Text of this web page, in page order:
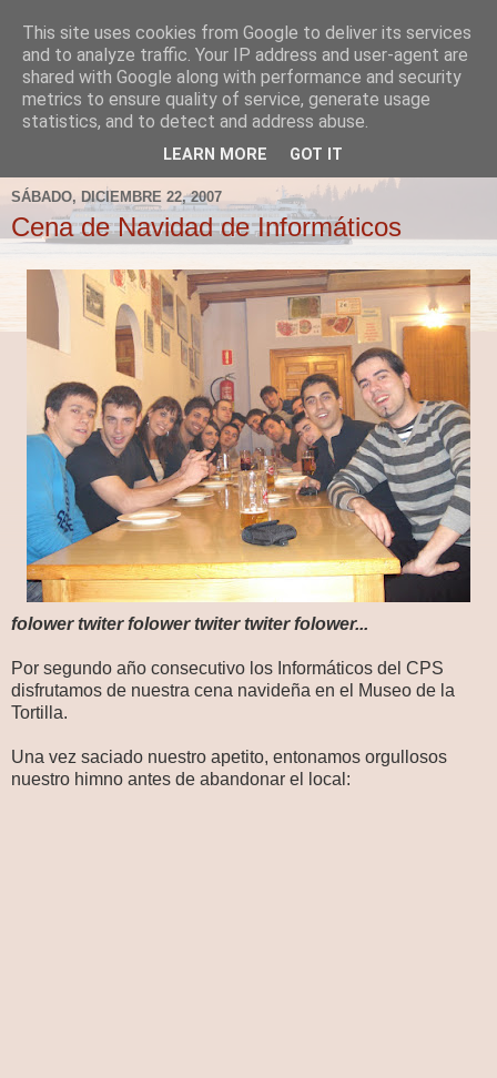
Fergus el Destructor
Blog sobre lo que le apetece escribir a Fergus, en el caso
de que le apetezca escribir.
SÁBADO, DICIEMBRE 22, 2007
Cena de Navidad de Informáticos
folower twiter folower twiter twiter folower...
Por segundo año consecutivo los Informáticos del CPS
disfrutamos de nuestra cena navideña en el Museo de la
Tortilla.
Una vez saciado nuestro apetito, entonamos orgullosos
nuestro himno antes de abandonar el local:
This site uses cookies from Google to deliver its services
and to analyze traffic. Your IP address and user-agent are
shared with Google along with performance and security
metrics to ensure quality of service, generate usage
statistics, and to detect and address abuse.
LEARN MORE GOT IT